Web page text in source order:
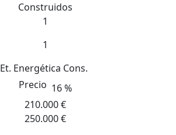
Construidos
1
1
Et. Energética Cons.
Precio 16 %
210.000 €
250.000 €